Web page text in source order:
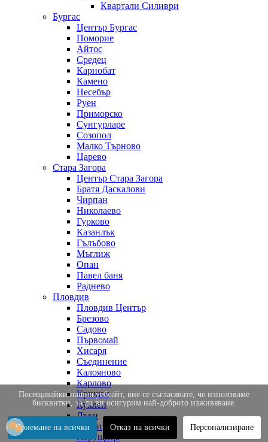
Квартали Силиври
Бургас
Център Бургас
Поморие
Айтос
Средец
Карнобат
Камено
Несебър
Руен
Приморско
Сунгурларе
Созопол
Малко Търново
Царево
Стара Загора
Център Стара Загора
Братя Даскалови
Чирпан
Николаево
Гурково
Казанлък
Гълъбово
Мъглиж
Опан
Павел баня
Раднево
Пловдив
Пловдив Център
Брезово
Садово
Първомай
Хисаря
Съединение
Калояново
Карлово
Кричим
Куклен
Лъки
Марица
Перущица
Посещавайки нашия уебсайт, вие се съгласявате, че използваме
бисквитки, за да ви осигурим най-доброто изживяване.
Приемане на всички Отказ на всички Персонализиране